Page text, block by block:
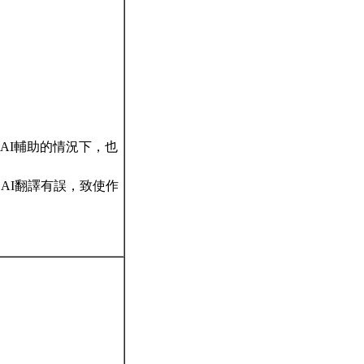
輔助的情況下，也
翻譯有誤，致使作